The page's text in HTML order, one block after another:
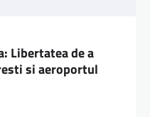
Libertatea de a
si aeroportul